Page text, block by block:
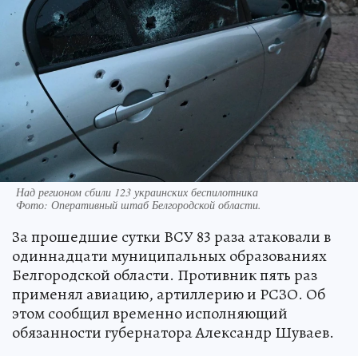
Над регионом сбили 123 украинских беспилотника
Фото: Оперативный штаб Белгородской области.
За прошедшие сутки ВСУ 83 раза атаковали в
одиннадцати муниципальных образованиях
Белгородской области. Противник пять раз
применял авиацию, артиллерию и РСЗО. Об
этом сообщил временно исполняющий
обязанности губернатора Александр Шуваев.